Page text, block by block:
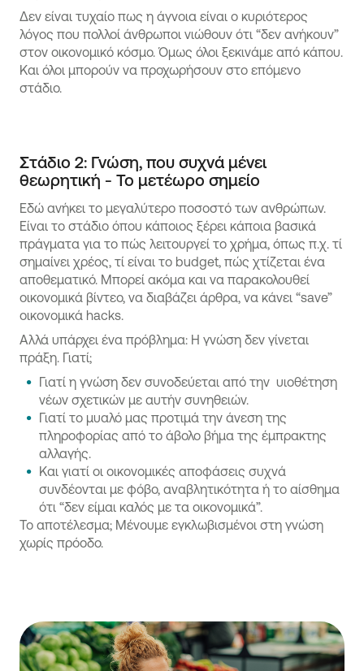
Δεν είναι τυχαίο πως η άγνοια είναι ο κυριότερος
λόγος που πολλοί άνθρωποι νιώθουν ότι “δεν ανήκουν”
στον οικονομικό κόσμο. Όμως όλοι ξεκινάμε από κάπου.
Και όλοι μπορούν να προχωρήσουν στο επόμενο
στάδιο.
Στάδιο 2: Γνώση, που συχνά μένει
θεωρητική - Το μετέωρο σημείο
Εδώ ανήκει το μεγαλύτερο ποσοστό των ανθρώπων.
Είναι το στάδιο όπου κάποιος ξέρει κάποια βασικά
πράγματα για το πώς λειτουργεί το χρήμα, όπως π.χ. τί
σημαίνει χρέος, τί είναι το budget, πώς χτίζεται ένα
αποθεματικό. Μπορεί ακόμα και να παρακολουθεί
οικονομικά βίντεο, να διαβάζει άρθρα, να κάνει “save”
οικονομικά hacks.
Αλλά υπάρχει ένα πρόβλημα: Η γνώση δεν γίνεται
πράξη. Γιατί;
Γιατί η γνώση δεν συνοδεύεται από την υιοθέτηση
νέων σχετικών με αυτήν συνηθειών.
Γιατί το μυαλό μας προτιμά την άνεση της
πληροφορίας από το άβολο βήμα της έμπρακτης
αλλαγής.
Και γιατί οι οικονομικές αποφάσεις συχνά
συνδέονται με φόβο, αναβλητικότητα ή το αίσθημα
ότι “δεν είμαι καλός με τα οικονομικά”.
Το αποτέλεσμα; Μένουμε εγκλωβισμένοι στη γνώση
χωρίς πρόοδο.